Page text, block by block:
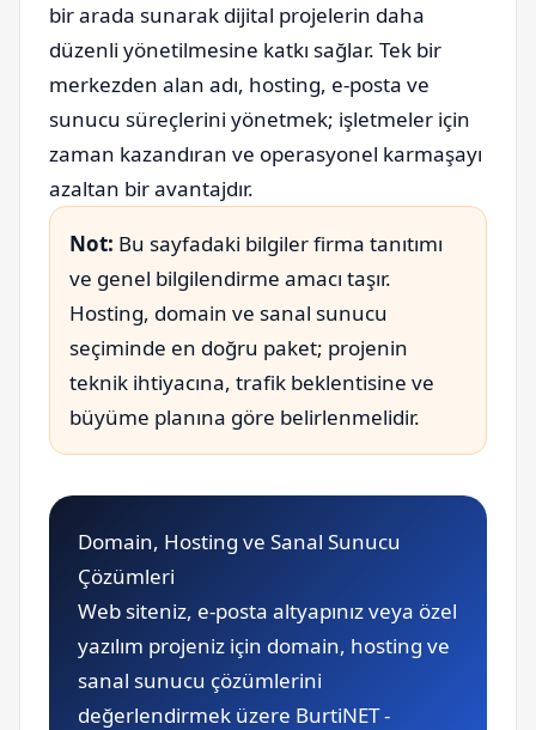
bir arada sunarak dijital projelerin daha
düzenli yönetilmesine katkı sağlar. Tek bir
merkezden alan adı, hosting, e-posta ve
sunucu süreçlerini yönetmek; işletmeler için
zaman kazandıran ve operasyonel karmaşayı
azaltan bir avantajdır.
Not: Bu sayfadaki bilgiler firma tanıtımı
ve genel bilgilendirme amacı taşır.
Hosting, domain ve sanal sunucu
seçiminde en doğru paket; projenin
teknik ihtiyacına, trafik beklentisine ve
büyüme planına göre belirlenmelidir.
Domain, Hosting ve Sanal Sunucu
Çözümleri
Web siteniz, e-posta altyapınız veya özel
yazılım projeniz için domain, hosting ve
sanal sunucu çözümlerini
değerlendirmek üzere BurtiNET -